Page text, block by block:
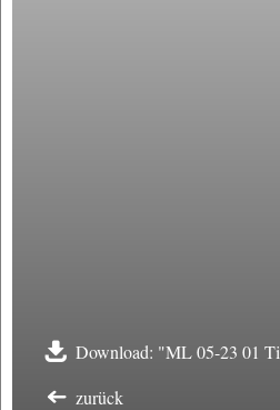
Download: "ML 05-23 01
zurück